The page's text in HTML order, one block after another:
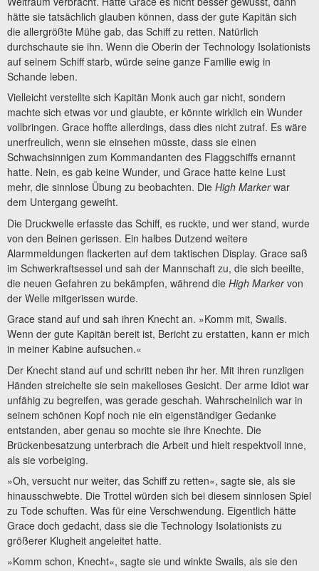
hätte sie tatsächlich glauben können, dass der gute Kapitän sich
die allergrößte Mühe gab, das Schiff zu retten. Natürlich
durchschaute sie ihn. Wenn die Oberin der Technology Isolationists
auf seinem Schiff starb, würde seine ganze Familie ewig in
Schande leben.
Vielleicht verstellte sich Kapitän Monk auch gar nicht, sondern
machte sich etwas vor und glaubte, er könnte wirklich ein Wunder
vollbringen. Grace hoffte allerdings, dass dies nicht zutraf. Es wäre
unerfreulich, wenn sie einsehen müsste, dass sie einen
Schwachsinnigen zum Kommandanten des Flaggschiffs ernannt
hatte. Nein, es gab keine Wunder, und Grace hatte keine Lust
mehr, die sinnlose Übung zu beobachten. Die High Markerwar
dem Untergang geweiht.
Die Druckwelle erfasste das Schiff, es ruckte, und wer stand, wurde
von den Beinen gerissen. Ein halbes Dutzend weitere
Alarmmeldungen flackerten auf dem taktischen Display. Grace saß
im Schwerkraftsessel und sah der Mannschaft zu, die sich beeilte,
die neuen Gefahren zu bekämpfen, während die High Markervon
der Welle mitgerissen wurde.
Grace stand auf und sah ihren Knecht an. »Komm mit, Swails.
Wenn der gute Kapitän bereit ist, Bericht zu erstatten, kann er mich
in meiner Kabine aufsuchen.«
Der Knecht stand auf und schritt neben ihr her. Mit ihren runzligen
Händen streichelte sie sein makelloses Gesicht. Der arme Idiot war
unfähig zu begreifen, was gerade geschah. Wahrscheinlich war in
seinem schönen Kopf noch nie ein eigenständiger Gedanke
entstanden, aber genau so mochte sie ihre Knechte. Die
Brückenbesatzung unterbrach die Arbeit und hielt respektvoll inne,
als sie vorbeiging.
»Oh, versucht nur weiter, das Schiff zu retten«, sagte sie, als sie
hinausschwebte. Die Trottel würden sich bei diesem sinnlosen Spiel
zu Tode schuften. Was für eine Verschwendung. Eigentlich hätte
Grace doch gedacht, dass sie die Technology Isolationists zu
größerer Klugheit angeleitet hatte.
»Komm schon, Knecht«, sagte sie und winkte Swails, als sie den